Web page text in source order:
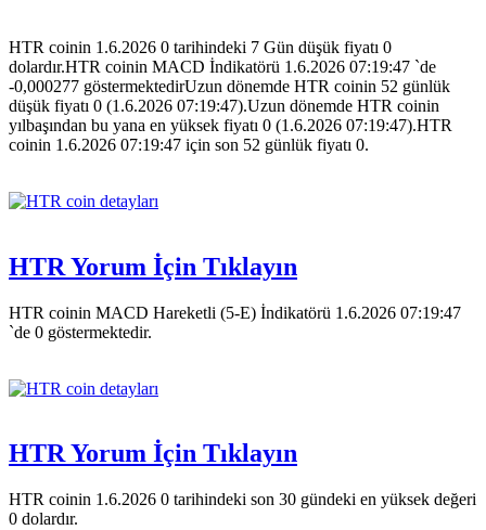
HTR coinin 1.6.2026 0 tarihindeki 7 Gün düşük fiyatı 0
dolardır.HTR coinin MACD İndikatörü 1.6.2026 07:19:47 `de
-0,000277 göstermektedirUzun dönemde HTR coinin 52 günlük
düşük fiyatı 0 (1.6.2026 07:19:47).Uzun dönemde HTR coinin
yılbaşından bu yana en yüksek fiyatı 0 (1.6.2026 07:19:47).HTR
coinin 1.6.2026 07:19:47 için son 52 günlük fiyatı 0.
HTR Yorum İçin Tıklayın
HTR coinin MACD Hareketli (5-E) İndikatörü 1.6.2026 07:19:47
`de 0 göstermektedir.
HTR Yorum İçin Tıklayın
HTR coinin 1.6.2026 0 tarihindeki son 30 gündeki en yüksek değeri
0 dolardır.